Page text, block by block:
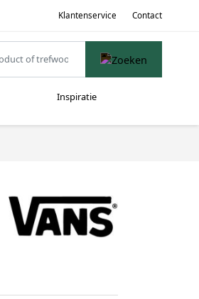
Klantenservice Contact
Inspiratie